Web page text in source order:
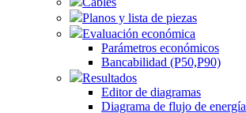
Planos y lista de piezas
Evaluación económica
Parámetros económicos
Bancabilidad (P50,P90)
Resultados
Editor de diagramas
Diagrama de flujo de energía